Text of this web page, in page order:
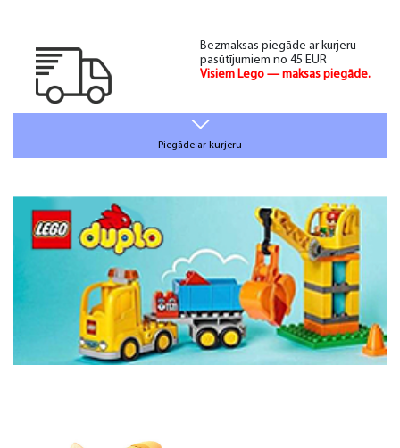
Bezmaksas piegāde ar kurjeru
pasūtījumiem no 45 EUR
Visiem Lego — maksas piegāde.
Piegāde ar kurjeru